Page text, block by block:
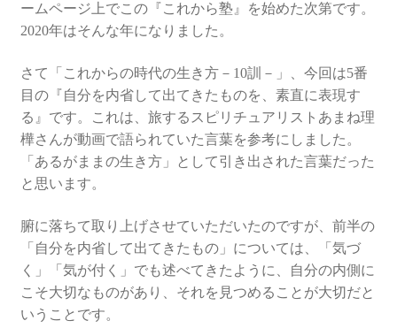
ームページ上でこの『これから塾』を始めた次第です。
2020年はそんな年になりました。
さて「これからの時代の生き方－10訓－」、今回は5番
目の『自分を内省して出てきたものを、素直に表現す
る』です。これは、旅するスピリチュアリストあまね理
樺さんが動画で語られていた言葉を参考にしました。
「あるがままの生き方」として引き出された言葉だった
と思います。
腑に落ちて取り上げさせていただいたのですが、前半の
「自分を内省して出てきたもの」については、「気づ
く」「気が付く」でも述べてきたように、自分の内側に
こそ大切なものがあり、それを見つめることが大切だと
いうことです。